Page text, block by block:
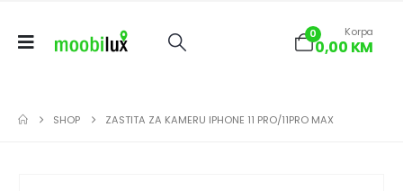
0 Korpa
0,00 KM
SHOP ZASTITA ZA KAMERU IPHONE 11 PRO/11PRO MAX